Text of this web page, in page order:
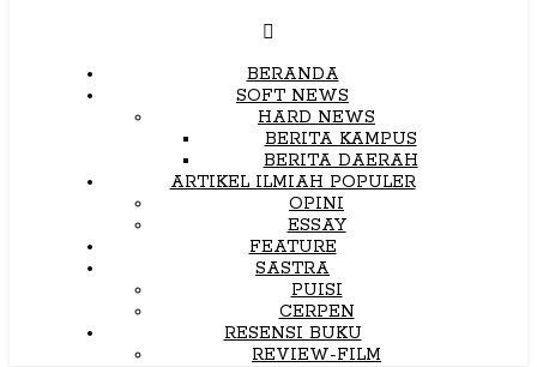
BERANDA
SOFT NEWS
HARD NEWS
BERITA KAMPUS
BERITA DAERAH
ARTIKEL ILMIAH POPULER
OPINI
ESSAY
FEATURE
SASTRA
PUISI
CERPEN
RESENSI BUKU
REVIEW-FILM